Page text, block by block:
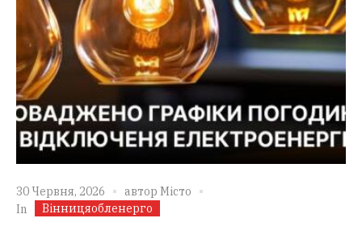
30 Червня, 2026 автор Місто
In
Вінницяобленерго